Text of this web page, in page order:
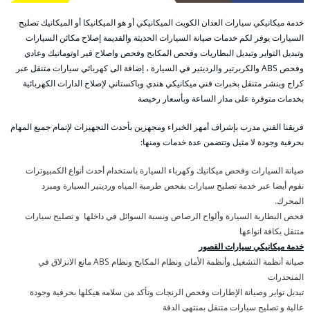
خدمة ميكانيكي سيارات العدان الكويت الميكانيكي أو هو الميكانيكا أو الميكانيك تصليح
السيارات يوفر لكم خدمات صيانة السيارات الحديثة والقديمة إصلاح مكائن السيارات
وتبديل التواير وتبديل البطاريات وفحص المكابح وفحص واصلاح قير اوتوماتيك وعادي
وفحص ABS والكربرتير والرديتير في السيارة ، إضافة الى كهربائي سيارات متنقل عبر
كراج وبنشر متنقل بخبرات فني ميكانيكي هندي وباكستاني لإصلاح الدارات الكهربائية
بخدمات متوفرة على مدار الساعة وبأسعار رخيصة
فريقنا الفني مدرب بإشراف أمهر الخبراء ومجهزين بأحدث التجهيزات لإتمام جميع المهام
بحرفية وجودة لا مثيل وتتضمن عدة خدمات ومنها:
صيانة السيارات وفحص ميكانيك وكهرباء السيارة باستخدام أحدث أنواع الكمبيوترات
نقوم أيضا عبر خدمة تصليح سيارات بفحص طرمبة المياه ورديتير السيارة ومبرد
المحرك.
فحص البطارية السيارة وألواح الرصاص ونسبة السوائل في داخلها و تصليح سيارات
متنقل بكافة انواعها
خدمة ميكانيكي سيارات القصور
صيانة أنظمة التشغيل وأنظمة الأمان ونظام المكابح ونظام ABS مانع الانزلاق في
المنحدرات
تبديل تواير وصيانة الإطارات وفحص الرنجات وتأكد من سلامه هيكلها بحرفية وجودة
عالية و تصليح سيارات متنقل بمنتهى الدقة